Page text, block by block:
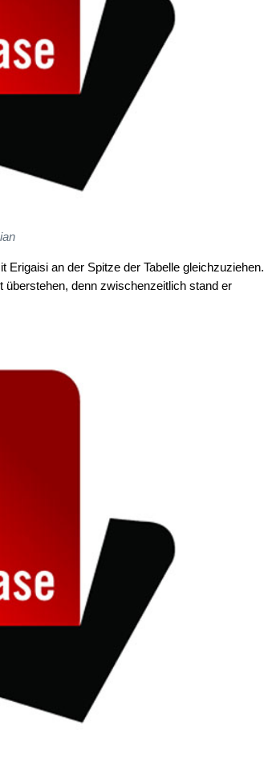
an der Spitze der Tabelle gleichzuziehen.
denn zwischenzeitlich stand er